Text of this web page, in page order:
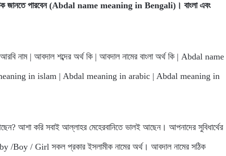
জানতে পারবেন (Abdal name meaning in Bengali)। বাংলা এবং
নাম | আবদাল শব্দের অর্থ কি | আবদাল নামের বাংলা অর্থ কি | Abdal name
in islam | Abdal meaning in arabic | Abdal meaning in
আশা করি সবাই আল্লাহর মেহেরবানিতে ভালই আছেন। আপনাদের সুবিধার্থের
/ Girl সকল প্রকার ইসলামীক নামের অর্থ। আবদাল নামের সঠিক